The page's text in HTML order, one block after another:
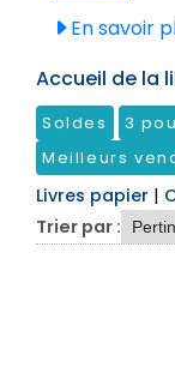
En savoir
Accueil de la
Soldes 3
Meilleurs
Livres papier |
Trier par :